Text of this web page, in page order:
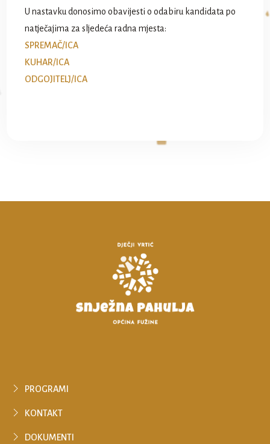
U nastavku donosimo obavijesti o odabiru kandidata po
natječajima za sljedeća radna mjesta:
SPREMAČ/ICA
KUHAR/ICA
ODGOJITELJ/ICA
PROGRAMI
KONTAKT
DOKUMENTI